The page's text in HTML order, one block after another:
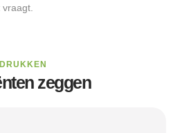
vraagt.
zeggen